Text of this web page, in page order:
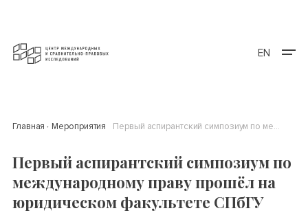
EN
Главная Мероприятия Первый аспирантский симпозиум по международному праву прошёл на юридическом факультете СПбГУ
Первый аспирантский симпозиум по
международному праву прошёл на
юридическом факультете СПбГУ